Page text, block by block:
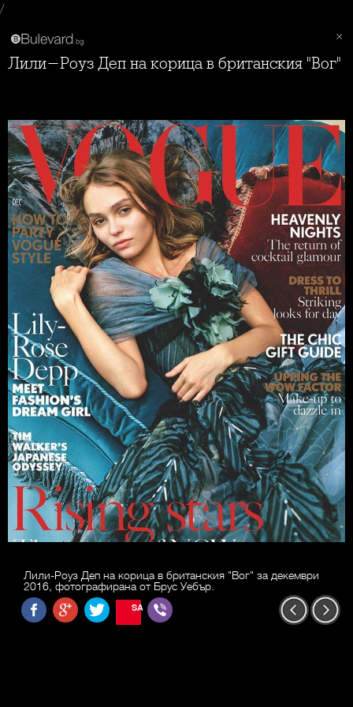
/
Лили-Роуз Деп на корица в британския "Вог"
Лили-Роуз Деп на корица в британския "Вог" за декември
2016, фотографирана от Брус Уебър.
SAVE